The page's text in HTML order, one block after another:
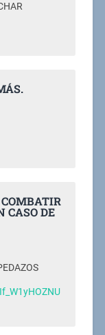
CASO DE